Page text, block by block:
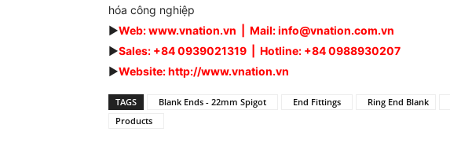
hóa công nghiệp
►Web: www.vnation.vn | Mail: info@vnation.com.vn
►Sales: +84 0939021319 | Hotline: +84 0988930207
►Website: http://www.vnation.vn
TAGS Blank Ends - 22mm Spigot End Fittings Ring End Blank
Products